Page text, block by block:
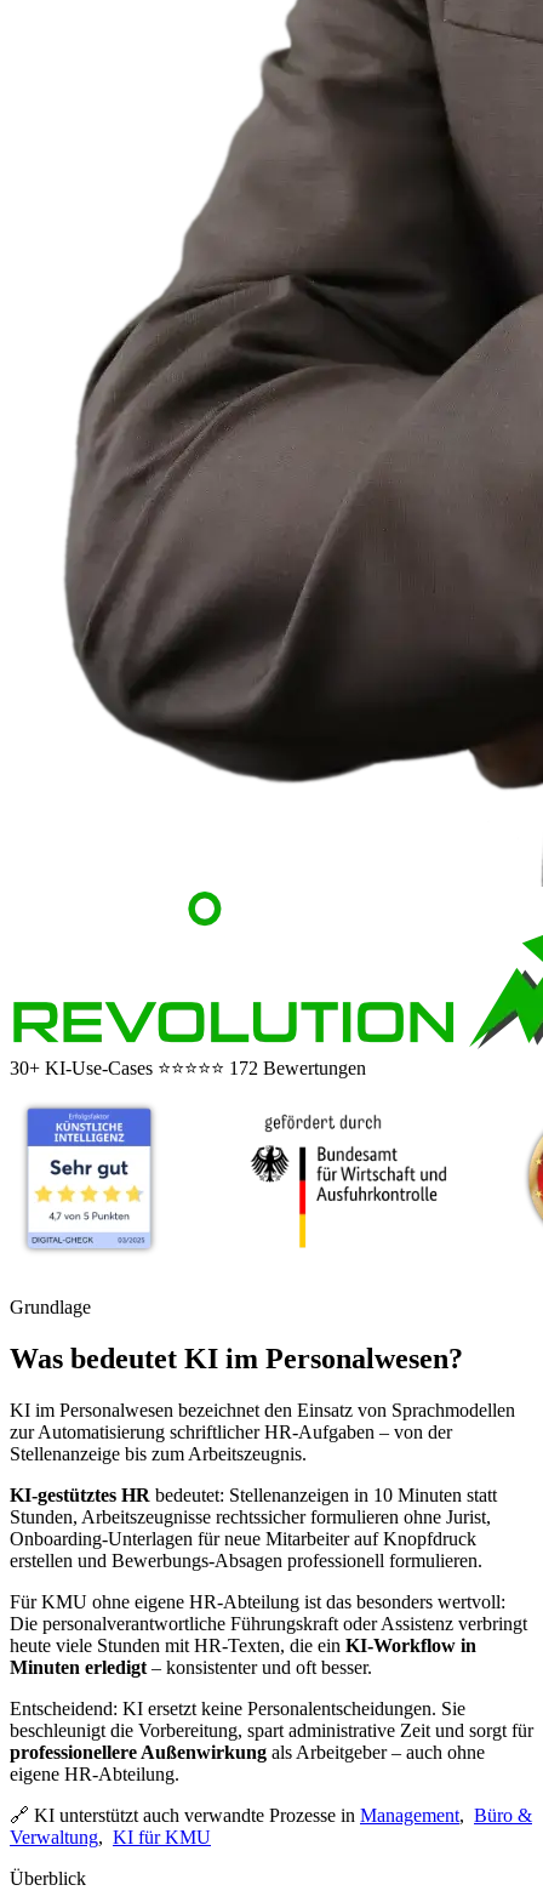
30+ KI-Use-Cases ⭐⭐⭐⭐⭐ 172 Bewertungen
Grundlage
Was bedeutet KI im Personalwesen?
KI im Personalwesen bezeichnet den Einsatz von Sprachmodellen
zur Automatisierung schriftlicher HR-Aufgaben – von der
Stellenanzeige bis zum Arbeitszeugnis.
KI-gestütztes HR bedeutet: Stellenanzeigen in 10 Minuten statt
Stunden, Arbeitszeugnisse rechtssicher formulieren ohne Jurist,
Onboarding-Unterlagen für neue Mitarbeiter auf Knopfdruck
erstellen und Bewerbungs-Absagen professionell formulieren.
Für KMU ohne eigene HR-Abteilung ist das besonders wertvoll:
Die personalverantwortliche Führungskraft oder Assistenz verbringt
heute viele Stunden mit HR-Texten, die ein KI-Workflow in
Minuten erledigt – konsistenter und oft besser.
Entscheidend: KI ersetzt keine Personalentscheidungen. Sie
beschleunigt die Vorbereitung, spart administrative Zeit und sorgt für
professionellere Außenwirkung als Arbeitgeber – auch ohne
eigene HR-Abteilung.
🔗 KI unterstützt auch verwandte Prozesse in Management, Büro &
Verwaltung, KI für KMU
Überblick